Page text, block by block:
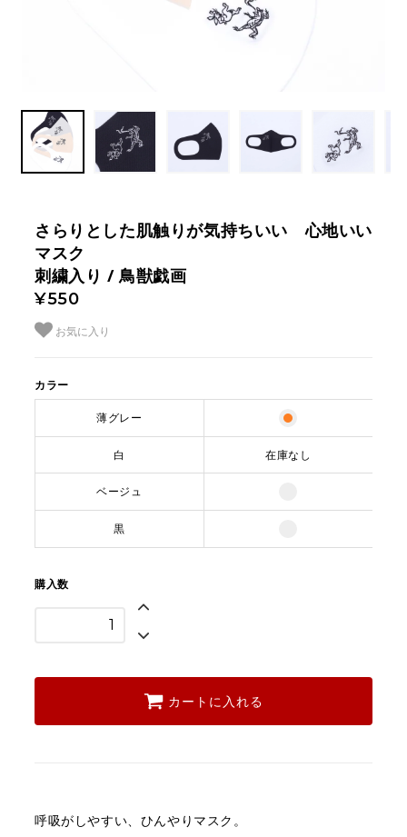
さらりとした肌触りが気持ちいい 心地いい
マスク
刺繍入り / 鳥獣戯画
¥550
お気に入り
カラー
薄グレー
白 在庫なし
ベージュ
黒
購入数
カートに入れる
呼吸がしやすい、ひんやりマスク。